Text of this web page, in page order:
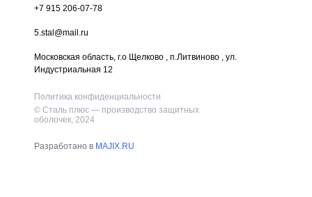
+7 915 206-07-78
5.stal@mail.ru
Московская область, г.о Щелково , п.Литвиново , ул.
Индустриальная 12
© Сталь плюс — производство защитных
оболочек, 2024
Разработано в MAJIX.RU
Политика конфиденциальности